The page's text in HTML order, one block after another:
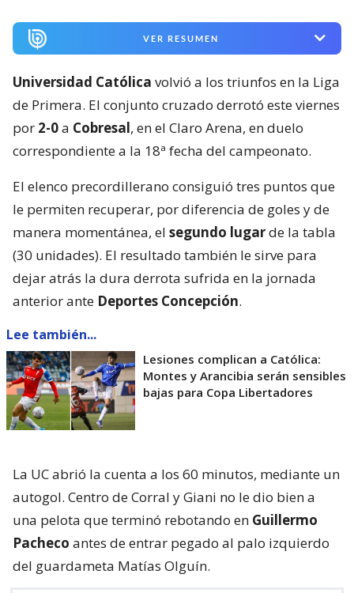
VER RESUMEN
Universidad Católica volvió a los triunfos en la Liga
de Primera. El conjunto cruzado derrotó este viernes
por 2-0a Cobresal, en el Claro Arena, en duelo
correspondiente a la 18ª fecha del campeonato.
El elenco precordillerano consiguió tres puntos que
le permiten recuperar, por diferencia de goles y de
manera momentánea, el segundo lugarde la tabla
(30 unidades). El resultado también le sirve para
dejar atrás la dura derrota sufrida en la jornada
anterior ante Deportes Concepción.
Lee también...
Lesiones complican a Católica:
Montes y Arancibia serán sensibles
bajas para Copa Libertadores
La UC abrió la cuenta a los 60 minutos, mediante un
autogol. Centro de Corral y Giani no le dio bien a
una pelota que terminó rebotando en Guillermo
Pacheco antes de entrar pegado al palo izquierdo
del guardameta Matías Olguín.